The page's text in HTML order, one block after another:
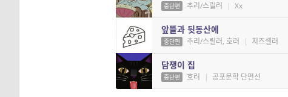
중단편 추리/스릴러 | Xx
앞뜰과 뒷동산에
중단편 추리/스릴러, 호러 | 치즈셀러
담쟁이 집
중단편 호러 | 공포문학 단편선